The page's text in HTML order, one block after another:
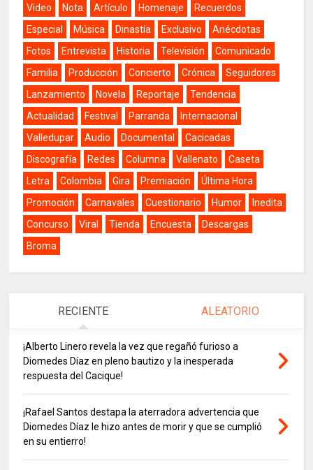
Video Nota Artículo Homenaje
Recuerdos
Especial
Música Dinastía Exclusivo
Anécdotas
Fotos
Entrevista Historia Televisión
Comunicado
Familia
Producción Concierto Crónica
Seguidores
Lanzamiento
Novela Reportaje
Tendencia
Actualidad
Festival Parranda
Internacional
Valledupar
Audio Documental
Cacicadas
Discografía
Redes Columna Vallenato
Caseta
Letra
Colombia Gira Premiación
Última Hora
Promoción
Carnavales Cuestionario Humor
Inedita
Concurso
Viral Tienda Encuesta
Descargas
Broma
RECIENTE ALEATORIO
¡Alberto Linero revela la vez que regañó furioso a
Diomedes Díaz en pleno bautizo y la inesperada
respuesta del Cacique!
¡Rafael Santos destapa la aterradora advertencia que
Diomedes Díaz le hizo antes de morir y que se cumplió
en su entierro!